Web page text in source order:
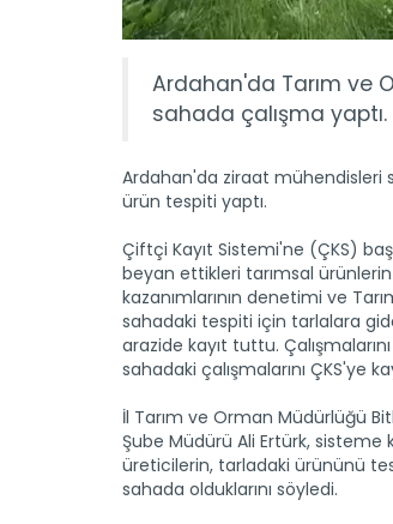
Ardahan'da Tarım ve
sahada çalışma yaptı.
Ardahan'da ziraat mühendisleri
ürün tespiti yaptı.
Çiftçi Kayıt Sistemi'ne (ÇKS)
beyan ettikleri tarımsal
kazanımlarının denetimi ve
sahadaki tespiti için tarlalara
arazide kayıt tuttu.
sahadaki çalışmalarını ÇKS'ye
İl Tarım ve Orman Müdürlüğü
Şube Müdürü Ali Ertürk,
üreticilerin, tarladaki ürününü
sahada olduklarını söyledi.